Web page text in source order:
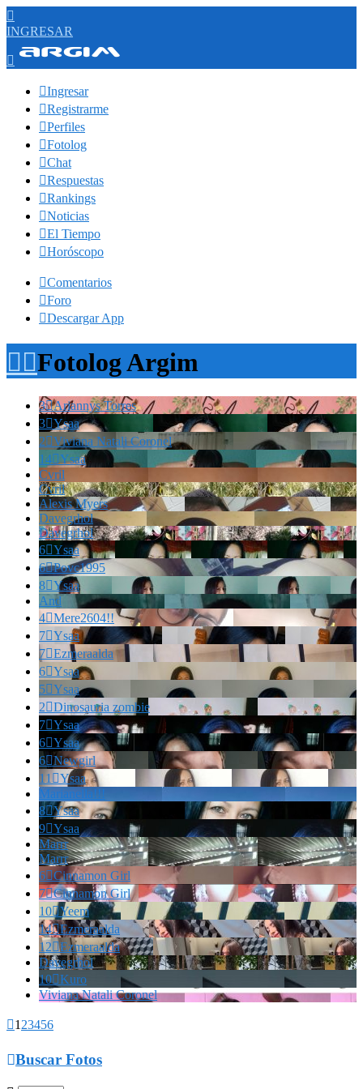

INGRESAR

Ingresar
Registrarme
Perfiles
Fotolog
Chat
Respuestas
Rankings
Noticias
El Tiempo
Horóscopo
Comentarios
Foro
Descargar App
Fotolog Argim
3Ariannys Torres
3Ysaa
2Viviana Natali Coronel
14Ysaa
Cvril
Cvril
Alexis Myers
Davegrhol
Davegrhol
6Ysaa
6Povc1995
8Ysaa
And
4Mere2604!!
7Ysaa
7Ezmeraalda
6Ysaa
5Ysaa
2Dinosauria zombie
7Ysaa
6Ysaa
6Newgirl
11 Ysaa
Marianella!!!
8Ysaa
9Ysaa
Marrr
Marrr
6Cinnamon Girl
7Cinnamon Girl
10Yeem
14Ezmeraalda
12Ezmeraalda
Davegrhol
10Kuro
Viviana Natali Coronel
1 23456
Buscar Fotos